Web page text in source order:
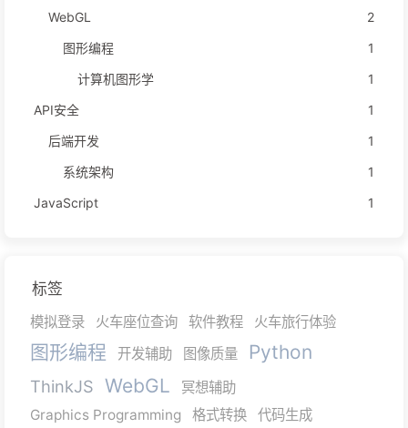
WebGL
2
图形编程
1
计算机图形学
1
API安全
1
后端开发
1
系统架构
1
JavaScript
1
标签
模拟登录 火车座位查询 软件教程 火车旅行体验
图形编程 开发辅助 图像质量 Python
ThinkJS WebGL
冥想辅助
Graphics Programming
格式转换
代码生成